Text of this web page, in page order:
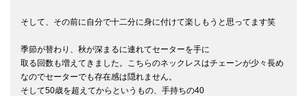
そして、その前に自分で十二分に身に付けて楽しもうと思ってます笑
季節が替わり、秋が深まるに連れてセーターを手に
取る回数も増えてきました。こちらのネックレスはチェーンが少々長め
なのでセーターでも存在感は隠れません。
そして50歳を超えてからというもの、手持ちの40